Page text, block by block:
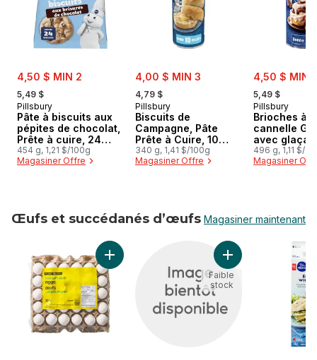
sale:
4,50 $ MIN 2
, formerly:
5,49 $
Pillsbury
Pâte à biscuits aux
pépites de chocolat,
Prête à cuire, 24
unités
454 g, 1,21 $/100g
Magasiner Offre
sale:
4,00 $ MIN 3
, formerly:
4,79 $
Pillsbury
Biscuits de
Campagne, Pâte
Prête à Cuire, 10
unités
340 g, 1,41 $/100g
Magasiner Offre
sale:
4,50 $ MIN
, formerly:
5,49 $
Pillsbury
Brioches à
cannelle
avec
saveur de
la crème
496 g, 1,11 $/
Magasiner
Œufs et succédanés d’œufs Magasiner maintenant
sauter Œufs et succédanés d’œufs
Ajouter Œufs moyen au panierAjouter Oeufs
Faible
stock